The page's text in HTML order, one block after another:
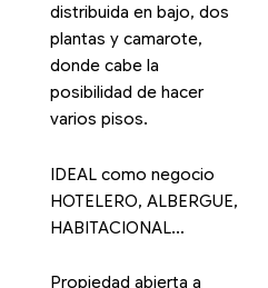
distribuida en bajo, dos
plantas y camarote,
donde cabe la
posibilidad de hacer
varios pisos.
IDEAL como negocio
HOTELERO, ALBERGUE,
HABITACIONAL…
Propiedad abierta a